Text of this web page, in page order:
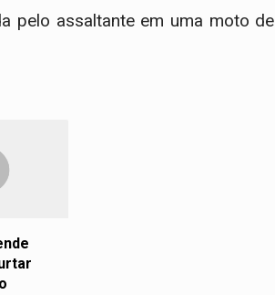
pelo assaltante em uma moto de